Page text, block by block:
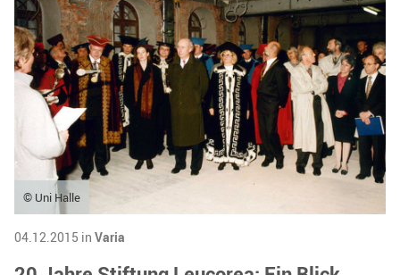
© Uni Halle
04.12.2015 in Varia